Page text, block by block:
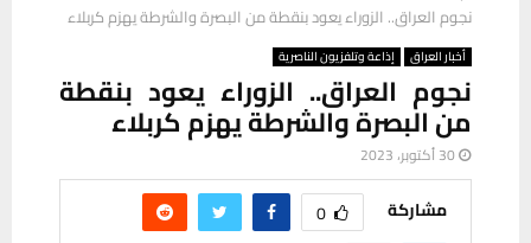
نجوم العراق.. الزوراء يعود بنقطة من البصرة والشرطة يهزم كربلاء
أخبار العراق إذاعة وتلفزيون الناصرية
نجوم العراق.. الزوراء يعود بنقطة
من البصرة والشرطة يهزم كربلاء
30 أكتوبر، 2023
مشاركة 0